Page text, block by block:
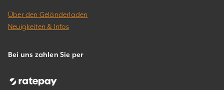
Über den Geländerladen
Neuigkeiten & Infos
Bei uns zahlen Sie per